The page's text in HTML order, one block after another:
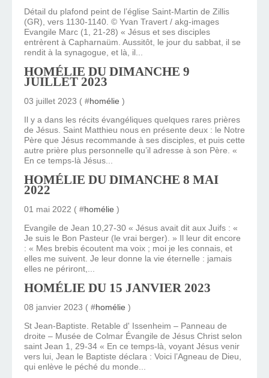
Détail du plafond peint de l’église Saint-Martin de Zillis
(GR), vers 1130-1140. © Yvan Travert / akg-images
Evangile Marc (1, 21-28) « Jésus et ses disciples
entrèrent à Capharnaüm. Aussitôt, le jour du sabbat, il se
rendit à la synagogue, et là, il...
HOMÉLIE DU DIMANCHE 9
JUILLET 2023
03 juillet 2023 ( #homélie )
Il y a dans les récits évangéliques quelques rares prières
de Jésus. Saint Matthieu nous en présente deux : le Notre
Père que Jésus recommande à ses disciples, et puis cette
autre prière plus personnelle qu’il adresse à son Père. «
En ce temps-là Jésus...
HOMÉLIE DU DIMANCHE 8 MAI
2022
01 mai 2022 ( #homélie )
Evangile de Jean 10,27-30 « Jésus avait dit aux Juifs : «
Je suis le Bon Pasteur (le vrai berger). » Il leur dit encore
: « Mes brebis écoutent ma voix ; moi je les connais, et
elles me suivent. Je leur donne la vie éternelle : jamais
elles ne périront,...
HOMÉLIE DU 15 JANVIER 2023
08 janvier 2023 ( #homélie )
St Jean-Baptiste. Retable d' Issenheim – Panneau de
droite – Musée de Colmar Évangile de Jésus Christ selon
saint Jean 1, 29-34 « En ce temps-là, voyant Jésus venir
vers lui, Jean le Baptiste déclara : Voici l’Agneau de Dieu,
qui enlève le péché du monde...